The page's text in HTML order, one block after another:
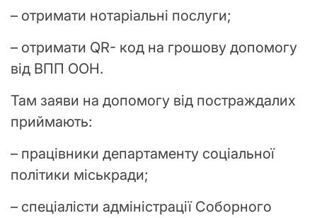
– отримати нотаріальні послуги;
– отримати QR- код на грошову допомогу
від ВПП ООН.
Там заяви на допомогу від постраждалих
приймають:
– працівники департаменту соціальної
політики міськради;
– спеціалісти адміністрації Соборного